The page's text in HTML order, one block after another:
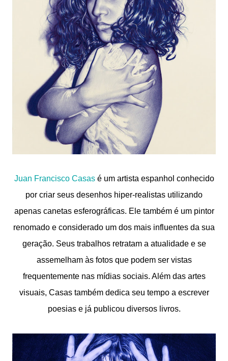
Juan Francisco Casasé um artista espanhol conhecido
por criar seus desenhos hiper-realistas utilizando
apenas canetas esferográficas. Ele também é um pintor
renomado e considerado um dos mais influentes da sua
geração. Seus trabalhos retratam a atualidade e se
assemelham às fotos que podem ser vistas
frequentemente nas mídias sociais. Além das artes
visuais, Casas também dedica seu tempo a escrever
poesias e já publicou diversos livros.